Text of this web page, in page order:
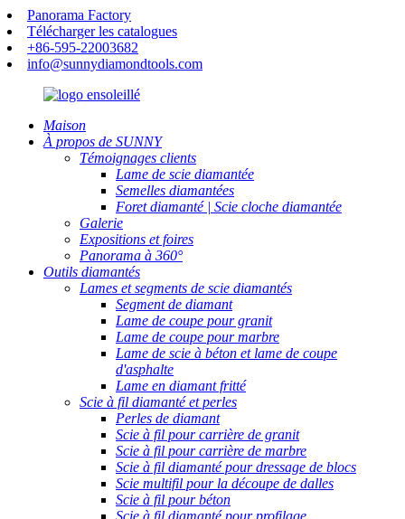
Panorama Factory
Télécharger les catalogues
+86-595-22003682
info@sunnydiamondtools.com
Maison
À propos de SUNNY
Témoignages clients
Lame de scie diamantée
Semelles diamantées
Foret diamanté | Scie cloche diamantée
Galerie
Expositions et foires
Panorama à 360°
Outils diamantés
Lames et segments de scie diamantés
Segment de diamant
Lame de coupe pour granit
Lame de coupe pour marbre
Lame de scie à béton et lame de coupe
d'asphalte
Lame en diamant fritté
Scie à fil diamanté et perles
Perles de diamant
Scie à fil pour carrière de granit
Scie à fil pour carrière de marbre
Scie à fil diamanté pour dressage de blocs
Scie multifil pour la découpe de dalles
Scie à fil pour béton
Scie à fil diamanté pour profilage